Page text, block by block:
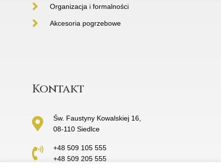
Organizacja i formalności
Akcesoria pogrzebowe
Kontakt
Św. Faustyny Kowalskiej 16,
08-110 Siedlce
+48 509 105 555
+48 509 205 555